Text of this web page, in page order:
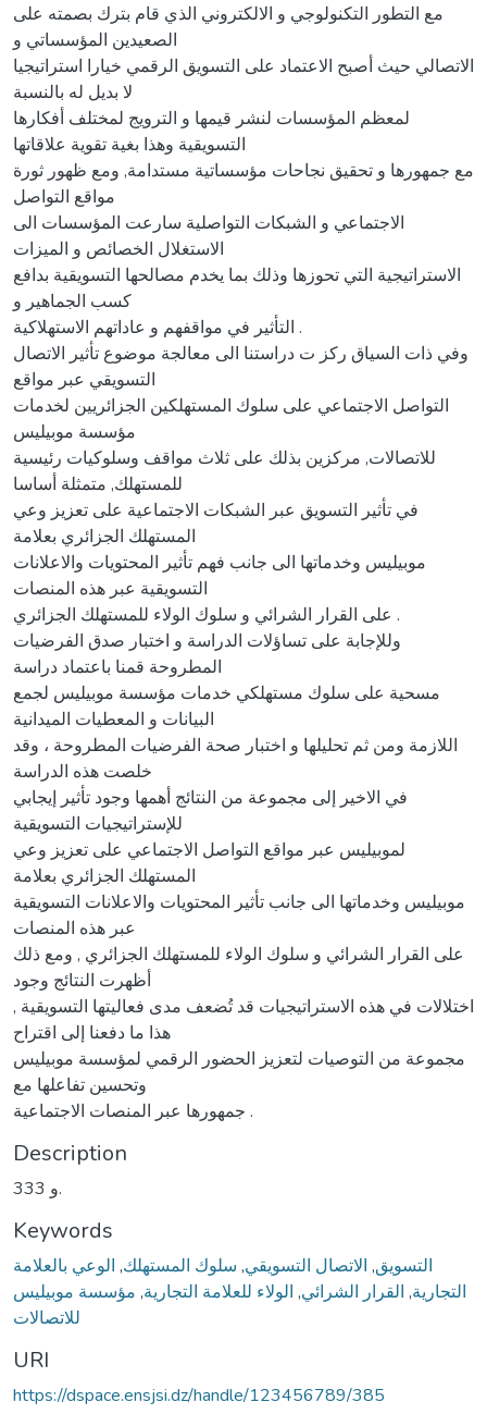
مع التطور التكنولوجي و الالكتروني الذي قام بترك بصمته على
الصعيدين المؤسساتي و
الاتصالي حيث أصبح الاعتماد على التسويق الرقمي خيارا استراتيجيا
لا بديل له بالنسبة
لمعظم المؤسسات لنشر قيمها و الترويج لمختلف أفكارها
التسويقية وهذا بغية تقوية علاقاتها
مع جمهورها و تحقيق نجاحات مؤسساتية مستدامة, ومع ظهور ثورة
مواقع التواصل
الاجتماعي و الشبكات التواصلية سارعت المؤسسات الى
الاستغلال الخصائص و الميزات
الاستراتيجية التي تحوزها وذلك بما يخدم مصالحها التسويقية بدافع
كسب الجماهير و
التأثير في مواقفهم و عاداتهم الاستهلاكية .
وفي ذات السياق ركز ت دراستنا الى معالجة موضوع تأثير الاتصال
التسويقي عبر مواقع
التواصل الاجتماعي على سلوك المستهلكين الجزائريين لخدمات
مؤسسة موبيليس
للاتصالات, مركزين بذلك على ثلاث مواقف وسلوكيات رئيسية
للمستهلك, متمثلة أساسا
في تأثير التسويق عبر الشبكات الاجتماعية على تعزيز وعي
المستهلك الجزائري بعلامة
موبيليس وخدماتها الى جانب فهم تأثير المحتويات والاعلانات
التسويقية عبر هذه المنصات
على القرار الشرائي و سلوك الولاء للمستهلك الجزائري .
وللإجابة على تساؤلات الدراسة و اختبار صدق الفرضيات
المطروحة قمنا باعتماد دراسة
مسحية على سلوك مستهلكي خدمات مؤسسة موبيليس لجمع
البيانات و المعطيات الميدانية
اللازمة ومن ثم تحليلها و اختبار صحة الفرضيات المطروحة ، وقد
خلصت هذه الدراسة
في الاخير إلى مجموعة من النتائج أهمها وجود تأثير إيجابي
للإستراتيجيات التسويقية
لموبيليس عبر مواقع التواصل الاجتماعي على تعزيز وعي
المستهلك الجزائري بعلامة
موبيليس وخدماتها الى جانب تأثير المحتويات والاعلانات التسويقية
عبر هذه المنصات
على القرار الشرائي و سلوك الولاء للمستهلك الجزائري , ومع ذلك
أظهرت النتائج وجود
اختلالات في هذه الاستراتيجيات قد تُضعف مدى فعاليتها التسويقية ,
هذا ما دفعنا إلى اقتراح
مجموعة من التوصيات لتعزيز الحضور الرقمي لمؤسسة موبيليس
وتحسين تفاعلها مع
جمهورها عبر المنصات الاجتماعية .
Description
333 و.
Keywords
التسويق, الاتصال التسويقي, سلوك المستهلك, الوعي بالعلامة
التجارية, القرار الشرائي, الولاء للعلامة التجارية, مؤسسة موبيليس
للاتصالات
URI
https://dspace.ensjsi.dz/handle/123456789/385